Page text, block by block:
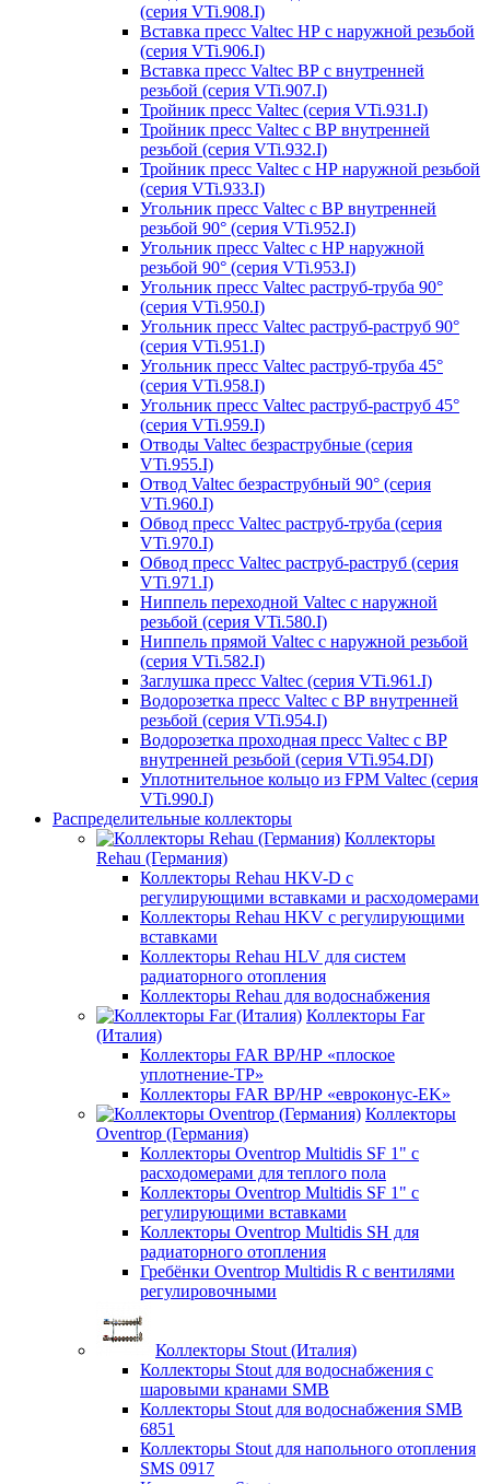
(серия VTi.908.I)
Вставка пресс Valtec НР с наружной резьбой
(серия VTi.906.I)
Вставка пресс Valtec ВР с внутренней
резьбой (серия VTi.907.I)
Тройник пресс Valtec (серия VTi.931.I)
Тройник пресс Valtec с ВР внутренней
резьбой (серия VTi.932.I)
Тройник пресс Valtec с НР наружной резьбой
(серия VTi.933.I)
Угольник пресс Valtec с ВР внутренней
резьбой 90° (серия VTi.952.I)
Угольник пресс Valtec с НР наружной
резьбой 90° (серия VTi.953.I)
Угольник пресс Valtec раструб-труба 90°
(серия VTi.950.I)
Угольник пресс Valtec раструб-раструб 90°
(серия VTi.951.I)
Угольник пресс Valtec раструб-труба 45°
(серия VTi.958.I)
Угольник пресс Valtec раструб-раструб 45°
(серия VTi.959.I)
Отводы Valtec безраструбные (серия
VTi.955.I)
Отвод Valtec безраструбный 90° (серия
VTi.960.I)
Обвод пресс Valtec раструб-труба (серия
VTi.970.I)
Обвод пресс Valtec раструб-раструб (серия
VTi.971.I)
Ниппель переходной Valtec с наружной
резьбой (серия VTi.580.I)
Ниппель прямой Valtec с наружной резьбой
(серия VTi.582.I)
Заглушка пресс Valtec (серия VTi.961.I)
Водорозетка пресс Valtec с ВР внутренней
резьбой (серия VTi.954.I)
Водорозетка проходная пресс Valtec с ВР
внутренней резьбой (серия VTi.954.DI)
Уплотнительное кольцо из FPM Valtec (серия
VTi.990.I)
Распределительные коллекторы
Коллекторы
Rehau (Германия)
Коллекторы Rehau HKV-D с
регулирующими вставками и расходомерами
Коллекторы Rehau HKV с регулирующими
вставками
Коллекторы Rehau HLV для систем
радиаторного отопления
Коллекторы Rehau для водоснабжения
Коллекторы Far
(Италия)
Коллекторы FAR ВР/НР «плоское
уплотнение-TP»
Коллекторы FAR ВР/НР «евроконус-EK»
Коллекторы
Oventrop (Германия)
Коллекторы Oventrop Multidis SF 1" с
расходомерами для теплого пола
Коллекторы Oventrop Multidis SF 1" с
регулирующими вставками
Коллекторы Oventrop Multidis SH для
радиаторного отопления
Гребёнки Oventrop Multidis R с вентилями
регулировочными
Коллекторы Stout (Италия)
Коллекторы Stout для водоснабжения с
шаровыми кранами SMB
Коллекторы Stout для водоснабжения SMB
6851
Коллекторы Stout для напольного отопления
SMS 0917